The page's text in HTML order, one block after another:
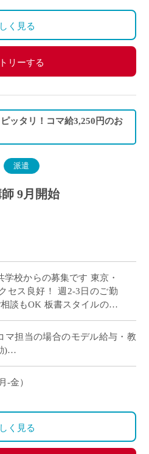
く見る
リーする
ッタリ！コマ給3,250円のお
派遣
9月開始
学校からの募集です 東京・
セス良好！ 週2-3日のご勤
談もOK 板書スタイルの授
マ担当の場合のモデル給与・教
)
)
-金）
く見る